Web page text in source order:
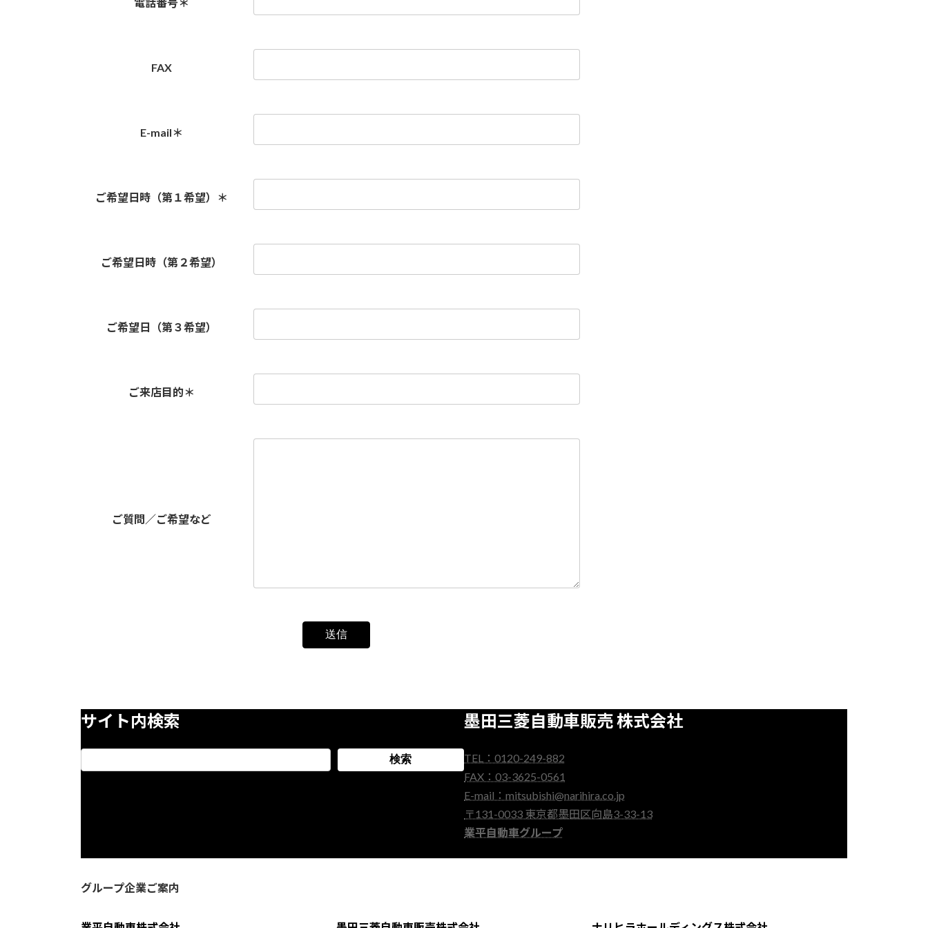
FAX
E-mail＊
ご希望日時（第１希望） ＊
ご希望日時（第２希望）
ご希望日（第３希望）
ご来店目的＊
ご質問／ご希望など
サイト内検索
検索
墨田三菱自動車販売 株式会社
TEL：0120-249-882
FAX：03-3625-0561
E-mail：mitsubishi@narihira.co.jp
〒131-0033 東京都墨田区向島3-33-13
業平自動車グループ
グループ企業ご案内